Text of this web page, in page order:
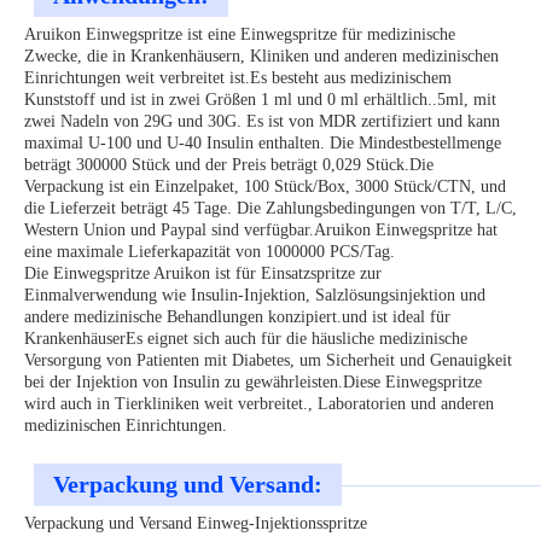
Aruikon Einwegspritze ist eine Einwegspritze für medizinische
Zwecke, die in Krankenhäusern, Kliniken und anderen medizinischen
Einrichtungen weit verbreitet ist.Es besteht aus medizinischem
Kunststoff und ist in zwei Größen 1 ml und 0 ml erhältlich..5ml, mit
zwei Nadeln von 29G und 30G. Es ist von MDR zertifiziert und kann
maximal U-100 und U-40 Insulin enthalten. Die Mindestbestellmenge
beträgt 300000 Stück und der Preis beträgt 0,029 Stück.Die
Verpackung ist ein Einzelpaket, 100 Stück/Box, 3000 Stück/CTN, und
die Lieferzeit beträgt 45 Tage. Die Zahlungsbedingungen von T/T, L/C,
Western Union und Paypal sind verfügbar.Aruikon Einwegspritze hat
eine maximale Lieferkapazität von 1000000 PCS/Tag.
Die Einwegspritze Aruikon ist für Einsatzspritze zur
Einmalverwendung wie Insulin-Injektion, Salzlösungsinjektion und
andere medizinische Behandlungen konzipiert.und ist ideal für
KrankenhäuserEs eignet sich auch für die häusliche medizinische
Versorgung von Patienten mit Diabetes, um Sicherheit und Genauigkeit
bei der Injektion von Insulin zu gewährleisten.Diese Einwegspritze
wird auch in Tierkliniken weit verbreitet., Laboratorien und anderen
medizinischen Einrichtungen.
Verpackung und Versand:
Verpackung und Versand Einweg-Injektionsspritze